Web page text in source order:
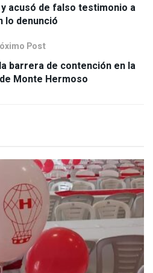
acusó de falso testimonio a
lo denunció
Post
barrera de contención en la
Monte Hermoso